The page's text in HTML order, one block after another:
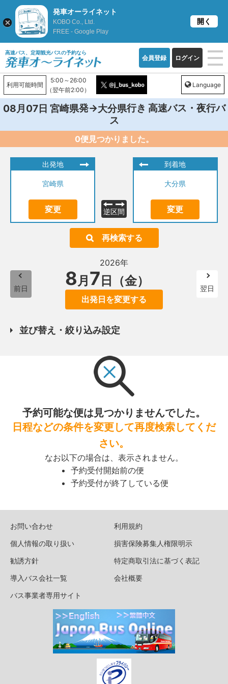
高速バス、定期観光バスの予約なら
会員登録 ログイン
利用可能時間
5:00～26:00
（翌午前2:00）
Language
08月07日 宮崎県発→大分県行き 高速バス・夜行バ
ス
0便見つかりました。
出発地
宮崎県
変更 逆区間
到着地
大分県
変更
再検索する
前日
2026年
8月 7 日（金）
出発日を変更する
翌日
並び替え・絞り込み設定
予約可能な便は見つかりませんでした。
日程などの条件を変更して再度検索してくだ
さい。
なお以下の場合は、表示されません。
予約受付開始前の便
予約受付が終了している便
お問い合わせ
利用規約
個人情報の取り扱い
損害保険募集人権限明示
勧誘方針
特定商取引法に基づく表記
導入バス会社一覧
会社概要
バス事業者専用サイト
発車オーライネット
KOBO Co., Ltd.
FREE - Google Play
開く